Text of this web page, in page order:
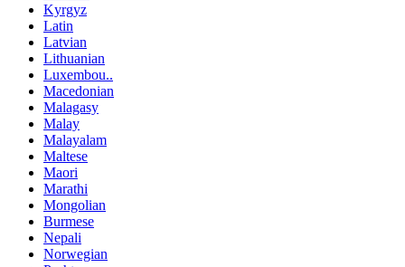
Kyrgyz
Latin
Latvian
Lithuanian
Luxembou..
Macedonian
Malagasy
Malay
Malayalam
Maltese
Maori
Marathi
Mongolian
Burmese
Nepali
Norwegian